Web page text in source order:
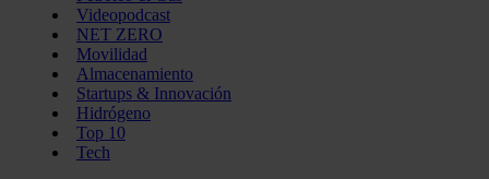
Videopodcast
NET ZERO
Movilidad
Almacenamiento
Startups & Innovación
Hidrógeno
Top 10
Tech